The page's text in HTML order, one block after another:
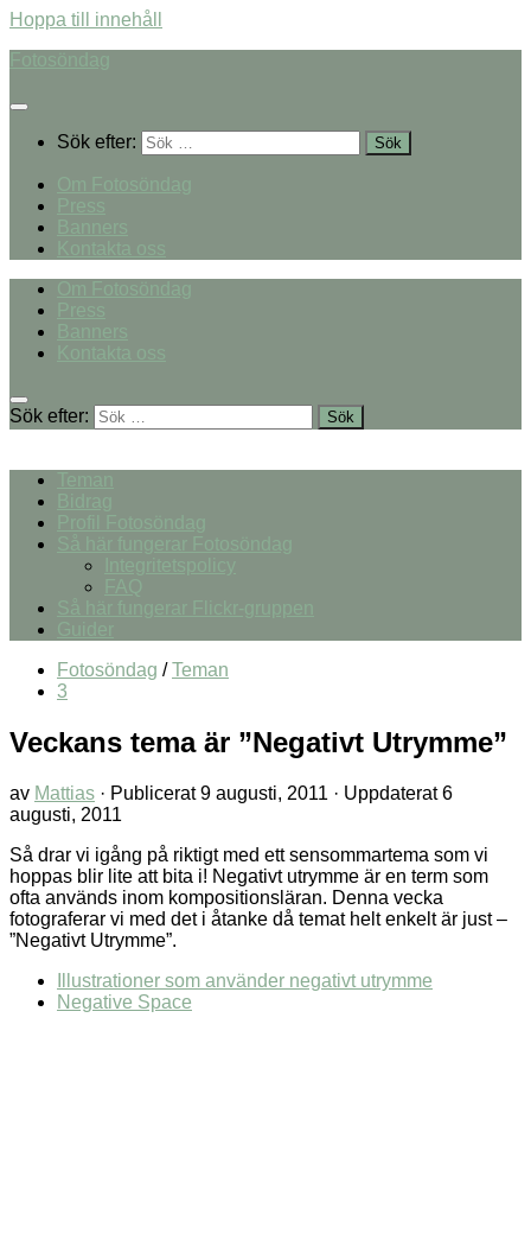
Hoppa till innehåll
Fotosöndag
Sök efter:
Om Fotosöndag
Press
Banners
Kontakta oss
Om Fotosöndag
Press
Banners
Kontakta oss
Sök efter:
Teman
Bidrag
Profil Fotosöndag
Så här fungerar Fotosöndag
Integritetspolicy
FAQ
Så här fungerar Flickr-gruppen
Guider
Fotosöndag / Teman
3
Veckans tema är ”Negativt Utrymme”
av Mattias · Publicerat9 augusti, 2011 · Uppdaterat6
augusti, 2011
Så drar vi igång på riktigt med ett sensommartema som vi
hoppas blir lite att bita i! Negativt utrymme är en term som
ofta används inom kompositionsläran. Denna vecka
fotograferar vi med det i åtanke då temat helt enkelt är just –
”Negativt Utrymme”.
Illustrationer som använder negativt utrymme
Negative Space